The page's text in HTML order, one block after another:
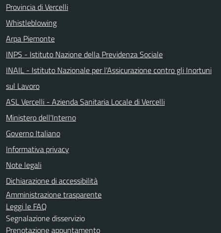
Provincia di Vercelli
Whistleblowing
Arpa Piemonte
INPS - Istituto Nazione della Previdenza Sociale
INAIL - Istituto Nazionale per l'Assicurazione contro gli Inortuni
sul Lavoro
ASL Vercelli - Azienda Sanitaria Locale di Vercelli
Ministero dell'Interno
Governo Italiano
Informativa privacy
Note legali
Dichiarazione di accessibilità
Amministrazione trasparente
Leggi le FAQ
Segnalazione disservizio
Prenotazione appuntamento